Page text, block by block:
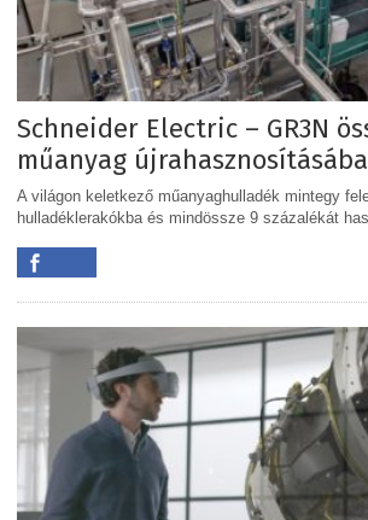
Schneider Electric – GR3N
műanyag
A világon keletkező műanyaghulladék mintegy
hulladéklerakókba és mindössze 9 százalékát